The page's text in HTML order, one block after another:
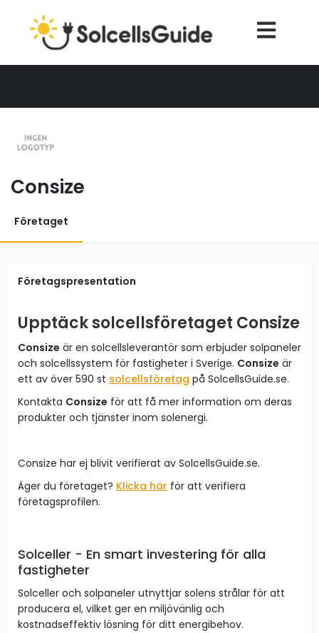
Consize
Företaget
Företagspresentation
Upptäck solcellsföretaget Consize
Consize är en solcellsleverantör som erbjuder solpaneler
och solcellssystem för fastigheter i Sverige. Consize är
ett av över 590 st solcellsföretag på SolcellsGuide.se.
Kontakta Consize för att få mer information om deras
produkter och tjänster inom solenergi.
Consize har ej blivit verifierat av SolcellsGuide.se.
Äger du företaget? Klicka här för att verifiera
företagsprofilen.
Solceller - En smart investering för alla
fastigheter
Solceller och solpaneler utnyttjar solens strålar för att
producera el, vilket ger en miljövänlig och
kostnadseffektiv lösning för ditt energibehov.